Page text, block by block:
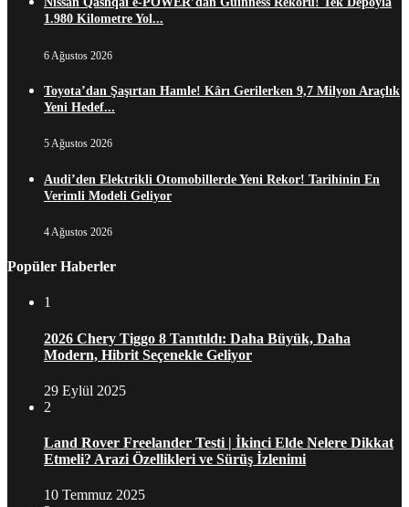
1.980 Kilometre Yol...
6 Ağustos 2026
Toyota’dan Şaşırtan Hamle! Kârı Gerilerken 9,7 Milyon Araçlık
Yeni Hedef...
5 Ağustos 2026
Audi’den Elektrikli Otomobillerde Yeni Rekor! Tarihinin En
Verimli Modeli Geliyor
4 Ağustos 2026
Popüler Haberler
1
2026 Chery Tiggo 8 Tanıtıldı: Daha Büyük, Daha
Modern, Hibrit Seçenekle Geliyor
29 Eylül 2025
2
Land Rover Freelander Testi | İkinci Elde Nelere Dikkat
Etmeli? Arazi Özellikleri ve Sürüş İzlenimi
10 Temmuz 2025